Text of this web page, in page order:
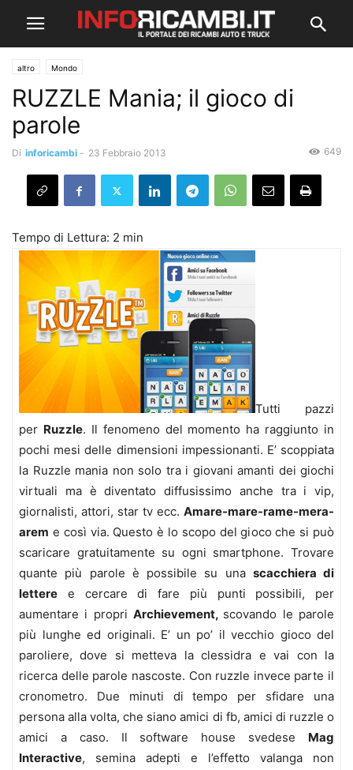
altro Mondo
RUZZLE Mania; il gioco di
parole
Di inforicambi - 23 Febbraio 2013 649
Tutti pazzi
per Ruzzle. Il fenomeno del momento ha raggiunto in
pochi mesi delle dimensioni impessionanti. E’ scoppiata
la Ruzzle mania non solo tra i giovani amanti dei giochi
virtuali ma è diventato diffusissimo anche tra i vip,
giornalisti, attori, star tv ecc. Amare-mare-rame-mera-
arem e così via. Questo è lo scopo del gioco che si può
scaricare gratuitamente su ogni smartphone. Trovare
quante più parole è possibile su una scacchiera di
lettere e cercare di fare più punti possibili, per
aumentare i propri Archievement, scovando le parole
più lunghe ed originali. E’ un po’ il vecchio gioco del
paroliere, dove si metteva la clessidra e vai con la
ricerca delle parole nascoste. Con ruzzle invece parte il
cronometro. Due minuti di tempo per sfidare una
persona alla volta, che siano amici di fb, amici di ruzzle o
amici a caso. Il software house svedese Mag
Interactive, semina adepti e l’effetto valanga non